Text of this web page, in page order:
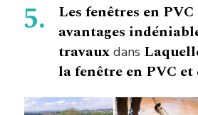
Les fenêtres en PVC
avantages
travaux dans
la fenêtre en PVC et